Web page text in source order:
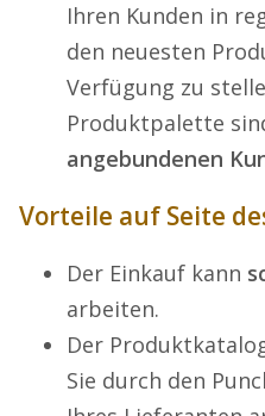
Ihren Kunden in
den neuesten
Verfügung zu
Produktpalette
angebundenen
Vorteile auf Seite
Der Einkauf kann
arbeiten.
Der
Sie durch den